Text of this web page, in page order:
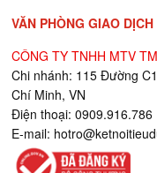
VĂN PHÒNG GIAO
CÔNG TY TNHH MTV
Chi nhánh: 115 Đường
Chí Minh, VN
Điện thoại: 0909.916.786
E-mail: